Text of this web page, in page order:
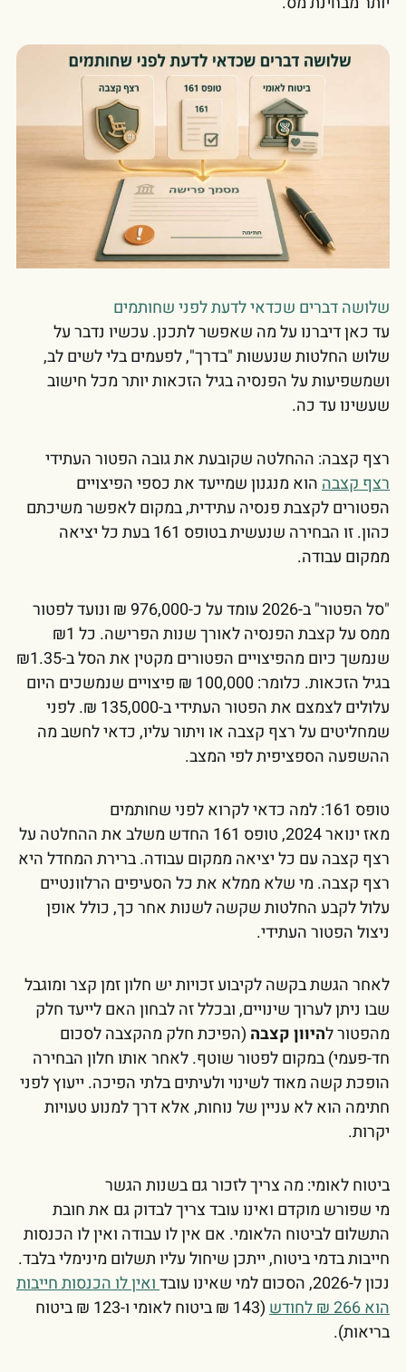
שלושה דברים שכדאי לדעת לפני שחותמים
עד כאן דיברנו על מה שאפשר לתכנן. עכשיו נדבר על
שלוש החלטות שנעשות "בדרך", לפעמים בלי לשים לב,
ושמשפיעות על הפנסיה בגיל הזכאות יותר מכל חישוב
שעשינו עד כה.
רצף קצבה: ההחלטה שקובעת את גובה הפטור העתידי
רצף קצבההוא מנגנון שמייעד את כספי הפיצויים
הפטורים לקצבת פנסיה עתידית, במקום לאפשר משיכתם
כהון. זו הבחירה שנעשית בטופס 161 בעת כל יציאה
ממקום עבודה.
"סל הפטור" ב-2026 עומד על כ-976,000 ₪ ונועד לפטור
ממס על קצבת הפנסיה לאורך שנות הפרישה. כל ₪1
שנמשך כיום מהפיצויים הפטורים מקטין את הסל ב-₪1.35
בגיל הזכאות. כלומר: 100,000 ₪ פיצויים שנמשכים היום
עלולים לצמצם את הפטור העתידי ב-135,000 ₪. לפני
שמחליטים על רצף קצבה או ויתור עליו, כדאי לחשב מה
ההשפעה הספציפית לפי המצב.
טופס 161: למה כדאי לקרוא לפני שחותמים
מאז ינואר 2024, טופס 161 החדש משלב את ההחלטה על
רצף קצבה עם כל יציאה ממקום עבודה. ברירת המחדל היא
רצף קצבה. מי שלא ממלא את כל הסעיפים הרלוונטיים
עלול לקבע החלטות שקשה לשנות אחר כך, כולל אופן
ניצול הפטור העתידי.
לאחר הגשת בקשה לקיבוע זכויות יש חלון זמן קצר ומוגבל
שבו ניתן לערוך שינויים, ובכלל זה לבחון האם לייעד חלק
מהפטור להיוון קצבה (הפיכת חלק מהקצבה לסכום
חד-פעמי) במקום לפטור שוטף. לאחר אותו חלון הבחירה
הופכת קשה מאוד לשינוי ולעיתים בלתי הפיכה. ייעוץ לפני
חתימה הוא לא עניין של נוחות, אלא דרך למנוע טעויות
יקרות.
ביטוח לאומי: מה צריך לזכור גם בשנות הגשר
מי שפורש מוקדם ואינו עובד צריך לבדוק גם את חובת
התשלום לביטוח הלאומי. אם אין לו עבודה ואין לו הכנסות
חייבות בדמי ביטוח, ייתכן שיחול עליו תשלום מינימלי בלבד.
נכון ל-2026, הסכום למי שאינו עובד
ואין לו הכנסות חייבות
הוא 266 ₪ לחודש
(143 ₪ ביטוח לאומי ו-123 ₪ ביטוח
בריאות).